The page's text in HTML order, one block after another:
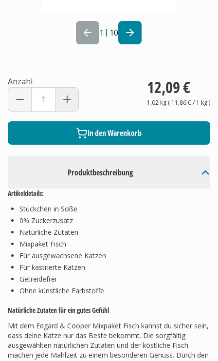
1 10
Produktbeschreibung
Artikeldetails:
Stückchen in Soße
0% Zuckerzusatz
Natürliche Zutaten
Mixpaket Fisch
Für ausgewachsene Katzen
Für kastrierte Katzen
Getreidefrei
Ohne künstliche Farbstoffe
Natürliche Zutaten für ein gutes Gefühl
Mit dem Edgard & Cooper Mixpaket Fisch kannst du sicher sein,
dass deine Katze nur das Beste bekommt. Die sorgfältig
ausgewählten natürlichen Zutaten und der köstliche Fisch
machen jede Mahlzeit zu einem besonderen Genuss. Durch den
Anzahl 12,09 €
1,02 kg( 11,86 €/ 1 kg)
In den Warenkorb